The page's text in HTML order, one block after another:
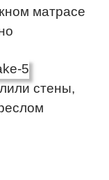
матрасе
стены,